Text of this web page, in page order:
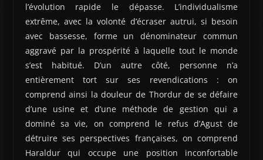
l’évolution rapide le dépasse. L’individualisme
extrême, avec la volonté d’écraser autrui, si besoin
avec bassesse, forme un dénominateur commun
aggravé par la prospérité à laquelle tout le monde
s’est habitué. D’un autre côté, personne n’a
entièrement tort sur ses revendications : on
comprend ainsi la douleur de Thordur de se défaire
d’une usine et d’une méthode de gestion qui a
dominé sa vie, on comprend le refus d’Agust de
détruire ses perspectives françaises, on comprend
Haraldur qui occupe une position inconfortable